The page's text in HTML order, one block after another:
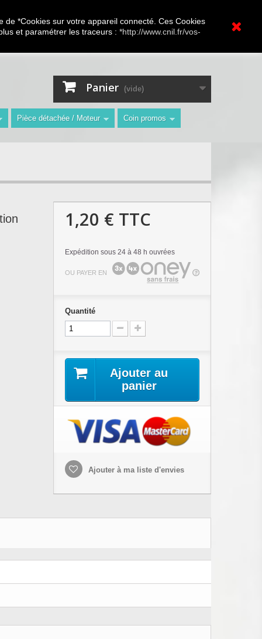
de *Cookies sur votre appareil connecté. Ces Cookies
et paramétrer les traceurs : *http://www.cnil.fr/vos-
Toutes marques
Connexion
Contactez-nous
Panier (vide)
Pièce détachée / Moteur Coin promos
1,20 € TTC
Expédition sous 24 à 48 h ouvrées
OU PAYER EN
Quantité
Ajouter au
panier
Ajouter à ma liste d'envies